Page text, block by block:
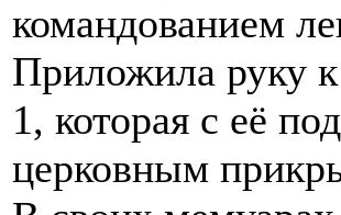
командованием
Приложила руку
1, которая с её
церковным